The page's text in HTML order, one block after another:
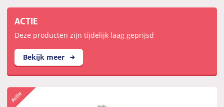
ACTIE
Deze producten zijn tijdelijk laag geprijsd
Bekijk meer